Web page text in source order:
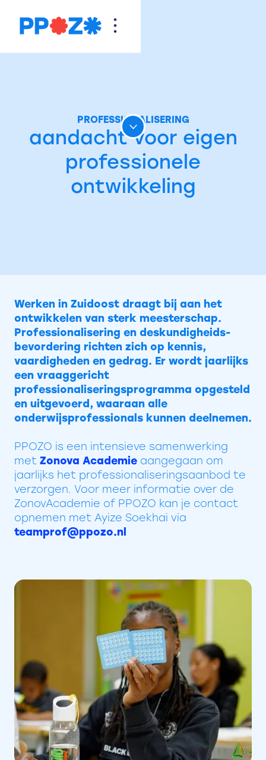
PROFESSIONALISERING
aandacht voor eigen
professionele
ontwikkeling
Werken in Zuidoost draagt bij aan het
ontwikkelen van sterk meesterschap.
Professionalisering en deskundigheids-
bevordering richten zich op kennis,
vaardigheden en gedrag. Er wordt jaarlijks
een vraaggericht
professionaliseringsprogramma opgesteld
en uitgevoerd, waaraan alle
onderwijsprofessionals kunnen deelnemen.
PPOZO is een intensieve samenwerking
met Zonova Academie aangegaan om
jaarlijks het professionaliseringsaanbod te
verzorgen. Voor meer informatie over de
ZonovAcademie of PPOZO kan je contact
opnemen met Ayize Soekhai via
teamprof@ppozo.nl